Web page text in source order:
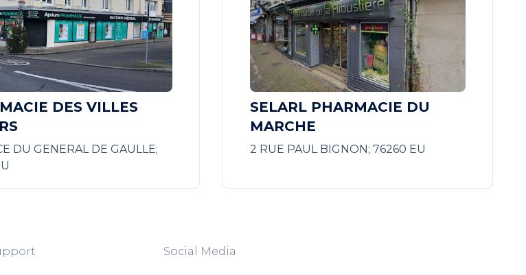
DES VILLES
DU GENERAL DE GAULLE;
SELARL PHARMACIE DU
MARCHE
2 RUE PAUL BIGNON; 76260 EU
Social Media